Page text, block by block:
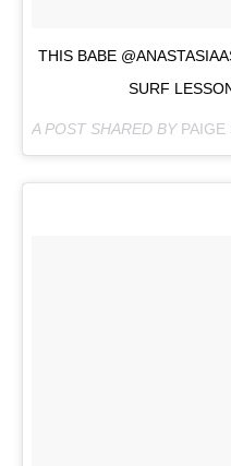
THIS BABE
SURF
A POST SHARED BY PAIGE